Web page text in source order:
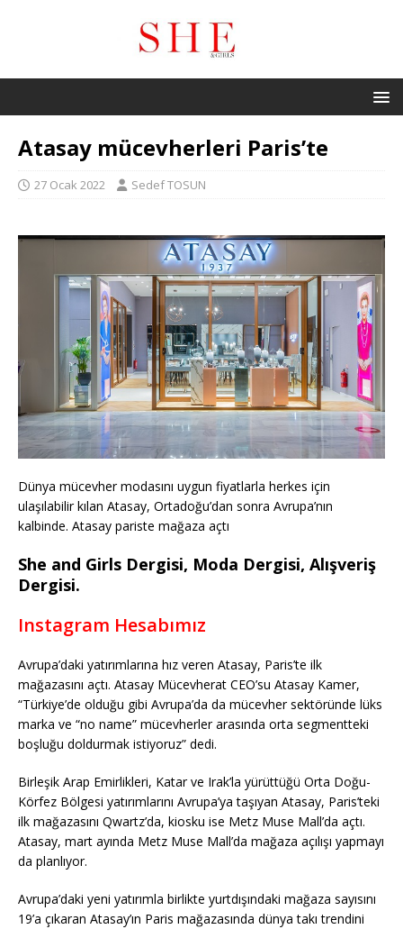
Atasay mücevherleri Paris’te
27 Ocak 2022 Sedef TOSUN
Dünya mücevher modasını uygun fiyatlarla herkes için
ulaşılabilir kılan Atasay, Ortadoğu’dan sonra Avrupa’nın
kalbinde. Atasay pariste mağaza açtı
She and Girls Dergisi, Moda Dergisi, Alışveriş
Dergisi.
Instagram Hesabımız
Avrupa’daki yatırımlarına hız veren Atasay, Paris’te ilk
mağazasını açtı. Atasay Mücevherat CEO’su Atasay Kamer,
“Türkiye’de olduğu gibi Avrupa’da da mücevher sektöründe lüks
marka ve “no name” mücevherler arasında orta segmentteki
boşluğu doldurmak istiyoruz” dedi.
Birleşik Arap Emirlikleri, Katar ve Irak’la yürüttüğü Orta Doğu-
Körfez Bölgesi yatırımlarını Avrupa’ya taşıyan Atasay, Paris’teki
ilk mağazasını Qwartz’da, kiosku ise Metz Muse Mall’da açtı.
Atasay, mart ayında Metz Muse Mall’da mağaza açılışı yapmayı
da planlıyor.
Avrupa’daki yeni yatırımla birlikte yurtdışındaki mağaza sayısını
19’a çıkaran Atasay’ın Paris mağazasında dünya takı trendini